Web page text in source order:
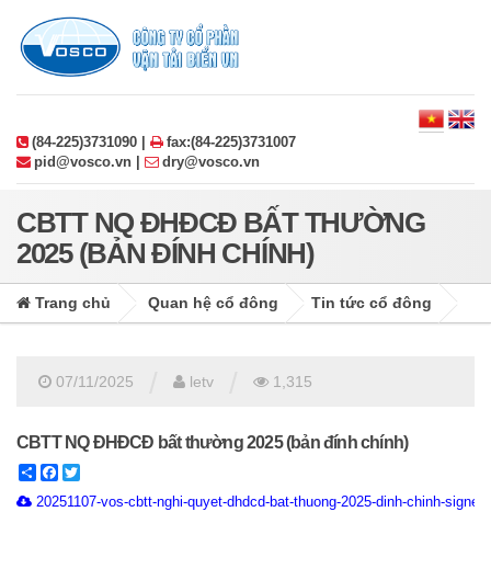
(84-225)3731090 |
fax:(84-225)3731007
pid@vosco.vn |
dry@vosco.vn
CBTT NQ ĐHĐCĐ BẤT THƯỜNG
2025 (BẢN ĐÍNH CHÍNH)
Trang chủ Quan hệ cổ đông Tin tức cổ đông
07/11/2025 letv 1,315
CBTT NQ ĐHĐCĐ bất thường 2025 (bản đính chính)
ShareFacebook
20251107-vos-cbtt-nghi-quyet-dhdcd-bat-thuong-2025-dinh-chinh-